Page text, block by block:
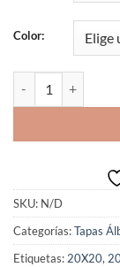
Color:
SKU: N/D
Categorías:Tapas
Etiquetas: 20X20,